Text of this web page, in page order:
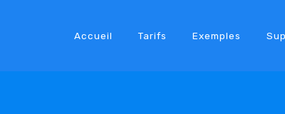
Accueil Tarifs Exemples